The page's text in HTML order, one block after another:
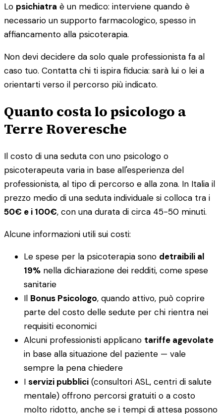
Lo psichiatra è un medico: interviene quando è
necessario un supporto farmacologico, spesso in
affiancamento alla psicoterapia.
Non devi decidere da solo quale professionista fa al
caso tuo. Contatta chi ti ispira fiducia: sarà lui o lei a
orientarti verso il percorso più indicato.
Quanto costa lo psicologo a
Terre Roveresche
Il costo di una seduta con uno psicologo o
psicoterapeuta varia in base all'esperienza del
professionista, al tipo di percorso e alla zona. In Italia il
prezzo medio di una seduta individuale si colloca tra i
50€ e i 100€, con una durata di circa 45-50 minuti.
Alcune informazioni utili sui costi:
Le spese per la psicoterapia sono detraibili al
19% nella dichiarazione dei redditi, come spese
sanitarie
Il Bonus Psicologo, quando attivo, può coprire
parte del costo delle sedute per chi rientra nei
requisiti economici
Alcuni professionisti applicano tariffe agevolate
in base alla situazione del paziente — vale
sempre la pena chiedere
I servizi pubblici (consultori ASL, centri di salute
mentale) offrono percorsi gratuiti o a costo
molto ridotto, anche se i tempi di attesa possono